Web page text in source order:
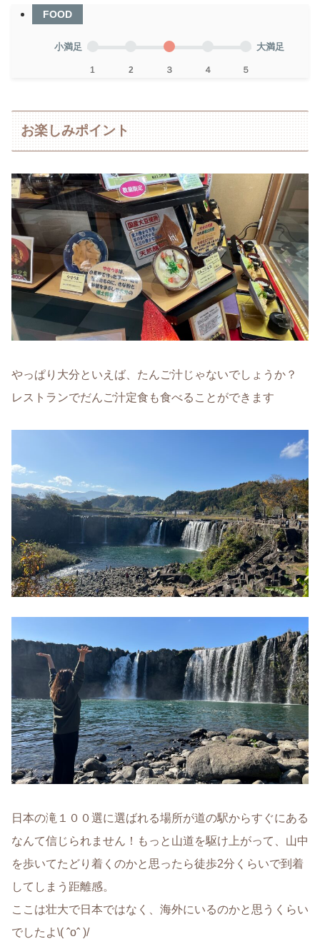
FOOD
小満足
1 2 ３ ４ ５
大満足
お楽しみポイント
やっぱり大分といえば、たんご汁じゃないでしょうか？
レストランでだんご汁定食も食べることができます
日本の滝１００選に選ばれる場所が道の駅からすぐにある
なんて信じられません！もっと山道を駆け上がって、山中
を歩いてたどり着くのかと思ったら徒歩2分くらいで到着
してしまう距離感。
ここは壮大で日本ではなく、海外にいるのかと思うくらい
でしたよ\( ˆoˆ )/